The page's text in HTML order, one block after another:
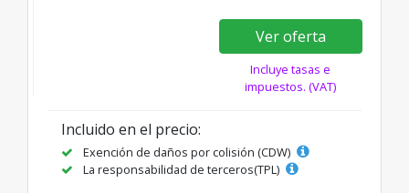
Ver oferta
Incluye tasas e
impuestos. (VAT)
Incluido en el precio:
Exención de daños por colisión (CDW)
La responsabilidad de terceros(TPL)